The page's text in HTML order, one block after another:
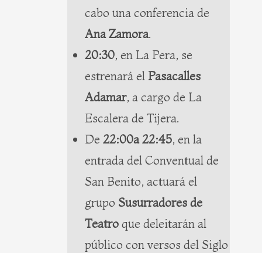
cabo una conferencia de
Ana Zamora.
20:30, en La Pera, se
estrenará el Pasacalles
Adamar, a cargo de La
Escalera de Tijera.
De 22:00a 22:45, en la
entrada del Conventual de
San Benito, actuará el
grupo Susurradores de
Teatro que deleitarán al
público con versos del Siglo